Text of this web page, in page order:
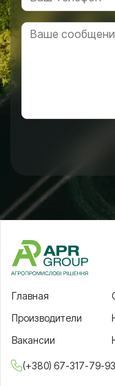
Главная
Производители
Вакансии
(+380) 67-317-79-93